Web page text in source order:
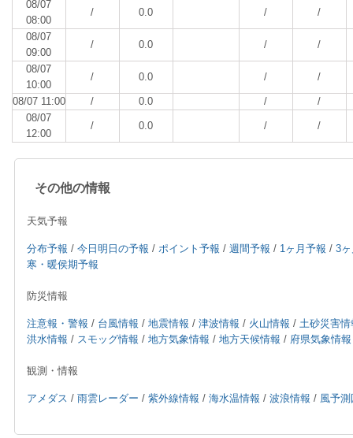
08/07
08:00
/ 0.0 / /
08/07
09:00
/ 0.0 / /
08/07
10:00
/ 0.0 / /
08/07 11:00 / 0.0 /
/
08/07
12:00
/ 0.0 / /
その他の情報
天気予報
分布予報 / 今日明日の予報 / ポイント予報 / 週間予報 / 1ヶ月予報 / 3
寒・暖侯期予報
防災情報
注意報・警報 / 台風情報 / 地震情報 / 津波情報 / 火山情報 / 土砂災害情
洪水情報 / スモッグ情報 / 地方気象情報 / 地方天候情報 / 府県気象情報
観測・情報
アメダス / 雨雲レーダー / 紫外線情報 / 海水温情報 / 波浪情報 / 風予測